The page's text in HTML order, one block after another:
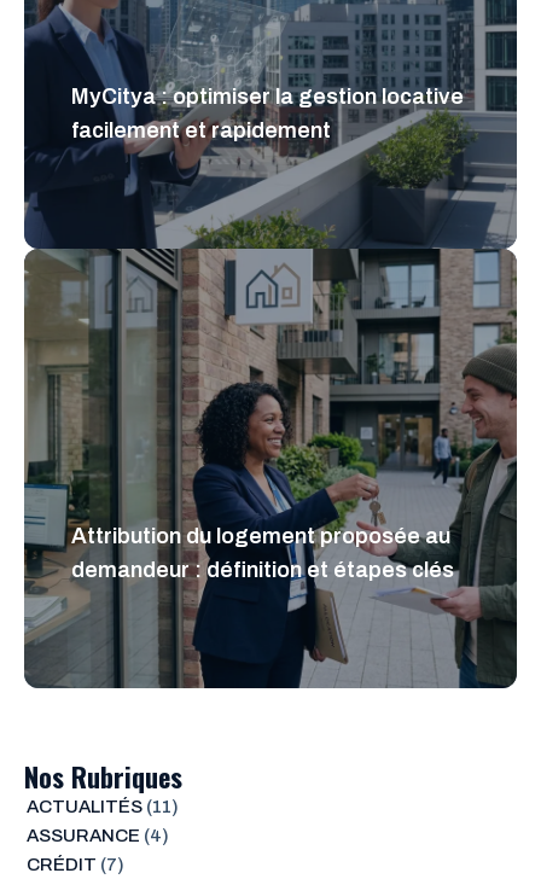
MyCitya : optimiser la gestion locative
facilement et rapidement
Attribution du logement proposée au
demandeur : définition et étapes clés
Nos Rubriques
ACTUALITÉS(11)
ASSURANCE (4)
CRÉDIT (7)